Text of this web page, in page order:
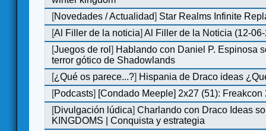
[Novedades / Actualidad] Star Realms Infinite
[Al Filler de la noticia]Al Filler de la Noticia (12-
[Juegos de rol] Hablando con Daniel P. Espinosa
terror gótico de Shadowlands
[¿Qué os parece...?] Hispania de Draco ideas
[Podcasts] [Condado Meeple] 2x27 (51): Freakcon
[Divulgación lúdica]Charlando con Draco Ideas
KINGDOMS | Conquista y estrategia